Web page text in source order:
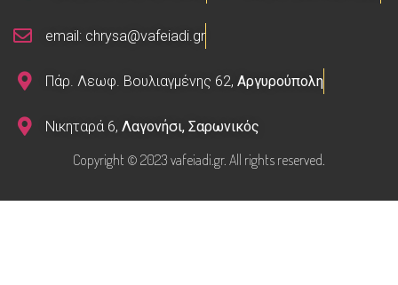
email: chrysa@vafeiadi.gr
Πάρ. Λεωφ. Βουλιαγμένης 62,Αργυρούπολη
Νικηταρά 6,Λαγονήσι, Σαρωνικός
Copyright © 2023 vafeiadi.gr. All rights reserved.